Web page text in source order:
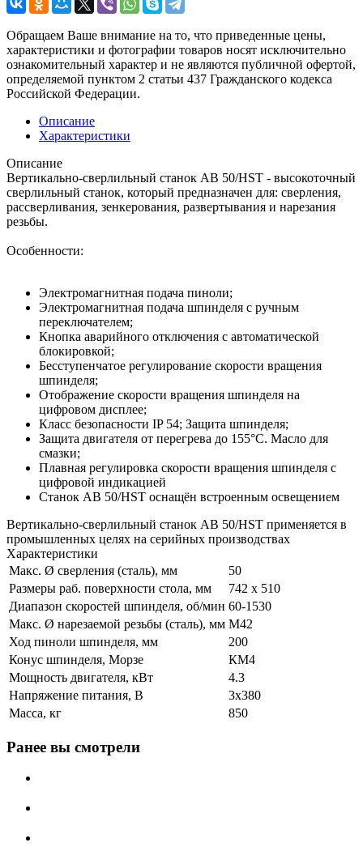
Обращаем Ваше внимание на то, что приведенные цены,
характеристики и фотографии товаров носят исключительно
ознакомительный характер и не являются публичной офертой,
определяемой пунктом 2 статьи 437 Гражданского кодекса
Российской Федерации.
Описание
Характеристики
Описание
Вертикально-сверлильный станок AB 50/HST - высокоточный
сверлильный станок, который предназначен для: сверления,
рассверливания, зенкерования, развертывания и нарезания
резьбы.
Особенности:
Электромагнитная подача пиноли;
Электромагнитная подача шпинделя с ручным
переключателем;
Кнопка аварийного отключения с автоматической
блокировкой;
Бесступенчатое регулирование скорости вращения
шпинделя;
Отображение скорости вращения шпинделя на
цифровом дисплее;
Класс безопасности IP 54; Защита шпинделя;
Защита двигателя от перегрева до 155°С. Масло для
смазки;
Плавная регулировка скорости вращения шпинделя с
цифровой индикацией
Станок AB 50/HST оснащён встроенным освещением
Вертикально-сверлильный станок AB 50/HST применяется в
промышленных целях на серийных производствах
Характеристики
Макс. Ø сверления (сталь), мм
50
Размеры раб. поверхности стола, мм
742 х 510
Диапазон скоростей шпинделя, об/мин 60-1530
Макс. Ø нарезаемой резьбы (сталь), мм М42
Ход пиноли шпинделя, мм
200
Конус шпинделя, Морзе
КМ4
Мощность двигателя, кВт
4.3
Напряжение питания, В
3x380
Масса, кг
850
Ранее вы смотрели